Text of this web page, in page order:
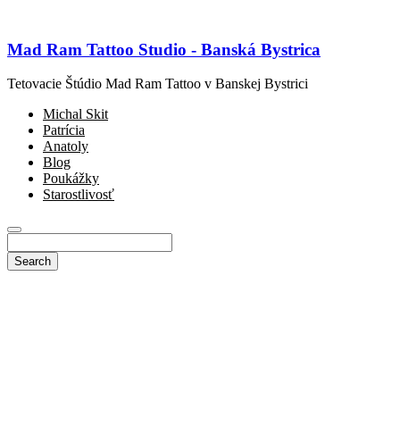
Mad Ram Tattoo Studio - Banská Bystrica
Tetovacie Štúdio Mad Ram Tattoo v Banskej Bystrici
Michal Skit
Patrícia
Anatoly
Blog
Poukážky
Starostlivosť